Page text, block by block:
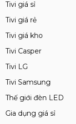
Tivi giá sỉ
Tivi giá rẻ
Tivi giá kho
Tivi Casper
Tivi LG
Tivi Samsung
Thế giới đèn LED
Gia dụng giá sỉ